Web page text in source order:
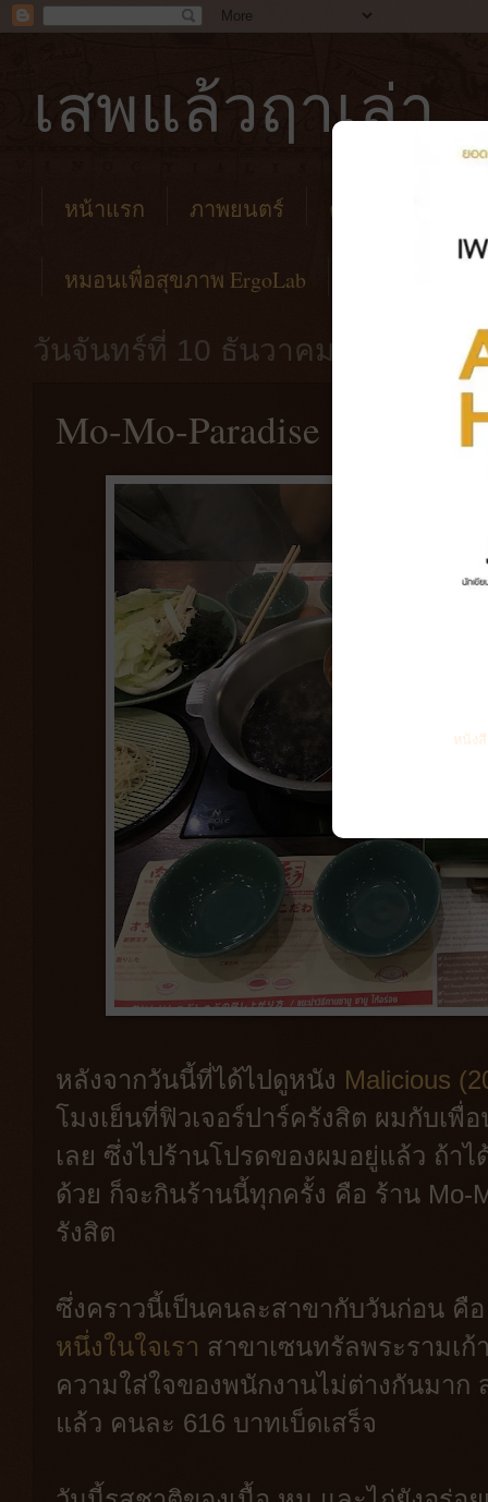
เสพแล้วฤาเล่า
หน้าแรก ภาพยนตร์ คาเฟ่
หมอนเพื่อสุขภาพ ErgoLab
วันจันทร์ที่ 10 ธันวาคม พ.ศ. 2561
Mo-Mo-Paradise รอบที่สอ
หลังจากวันนี้ที่ได้ไปดูหนัง Malicious
โมงเย็นที่ฟิวเจอร์ปาร์ครังสิต ผมกับเพื่
เลย ซึ่งไปร้านโปรดของผมอยู่แล้ว ถ้า
ด้วย ก็จะกินร้านนี้ทุกครั้ง คือ ร้าน Mo-
รังสิต
ซึ่งคราวนี้เป็นคนละสาขากับวันก่อน คื
หนึ่งในใจเรา สาขาเซนทรัลพระรามเ
ความใส่ใจของพนักงานไม่ต่างกันมาก
แล้ว คนละ 616 บาทเบ็ดเสร็จ
หนัง